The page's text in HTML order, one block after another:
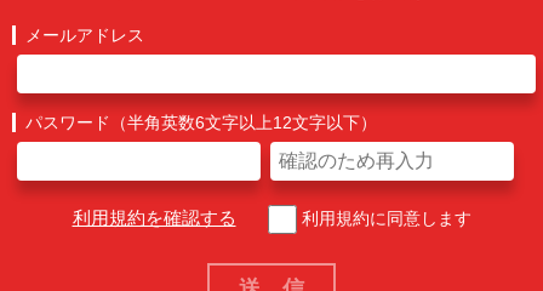
メールアドレス
パスワード（半角英数6文字以上12文字以下）
利用規約を確認する 利用規約に同意します